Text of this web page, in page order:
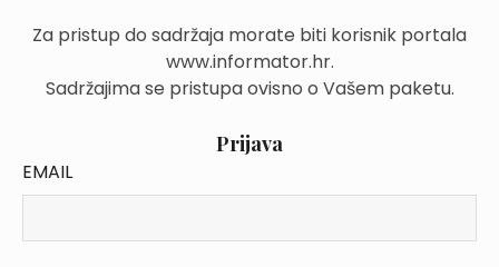
Za pristup do sadržaja morate biti korisnik portala
www.informator.hr.
Sadržajima se pristupa ovisno o Vašem paketu.
Prijava
EMAIL